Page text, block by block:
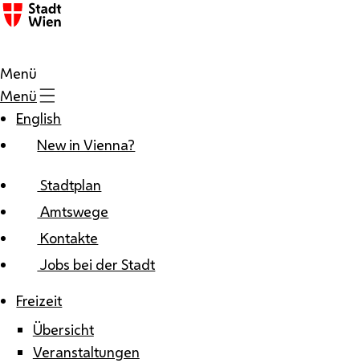
Zum Inhalt
Menü
Menü
English
New in Vienna?
Stadtplan
Amtswege
Kontakte
Jobs bei der Stadt
Freizeit
Übersicht
Veranstaltungen